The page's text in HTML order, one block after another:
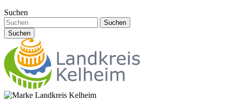
Suchen
Suchen
Suchen